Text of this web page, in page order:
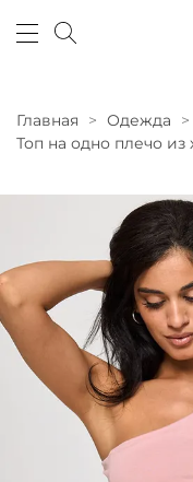
Главная Одежда
Топ на одно плечо из